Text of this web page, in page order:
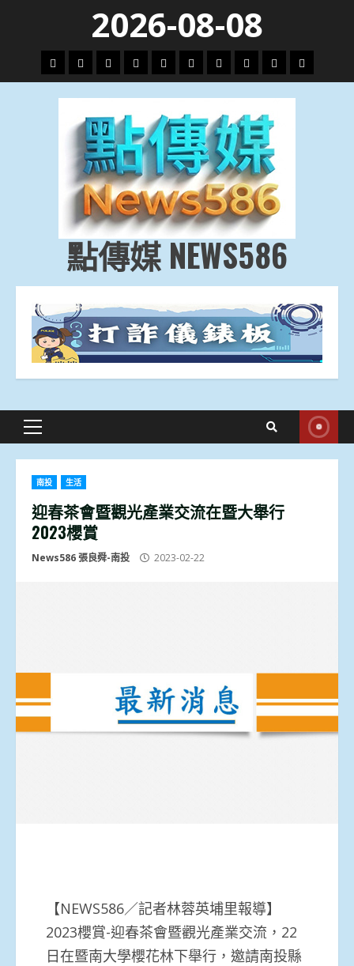
content
2026-08-08
頭
條
財
經
地
方.
會
文
教.
技
專
題
娛
樂
劇
政
治
國
際
運
動
生
活
點傳媒 NEWS586
Primary
南投 生活
迎春茶會暨觀光產業交流在暨大舉行
2023櫻賞
News586 張良舜-南投 2023-02-22
【NEWS586／記者林蓉英埔里報導】
2023櫻賞-迎春茶會暨觀光產業交流，22
日在暨南大學櫻花林下舉行，邀請南投縣